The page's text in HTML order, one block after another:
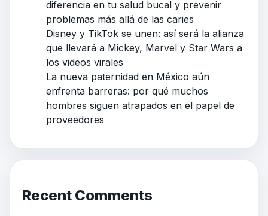
diferencia en tu salud bucal y prevenir
problemas más allá de las caries
Disney y TikTok se unen: así será la alianza
que llevará a Mickey, Marvel y Star Wars a
los videos virales
La nueva paternidad en México aún
enfrenta barreras: por qué muchos
hombres siguen atrapados en el papel de
proveedores
Recent Comments